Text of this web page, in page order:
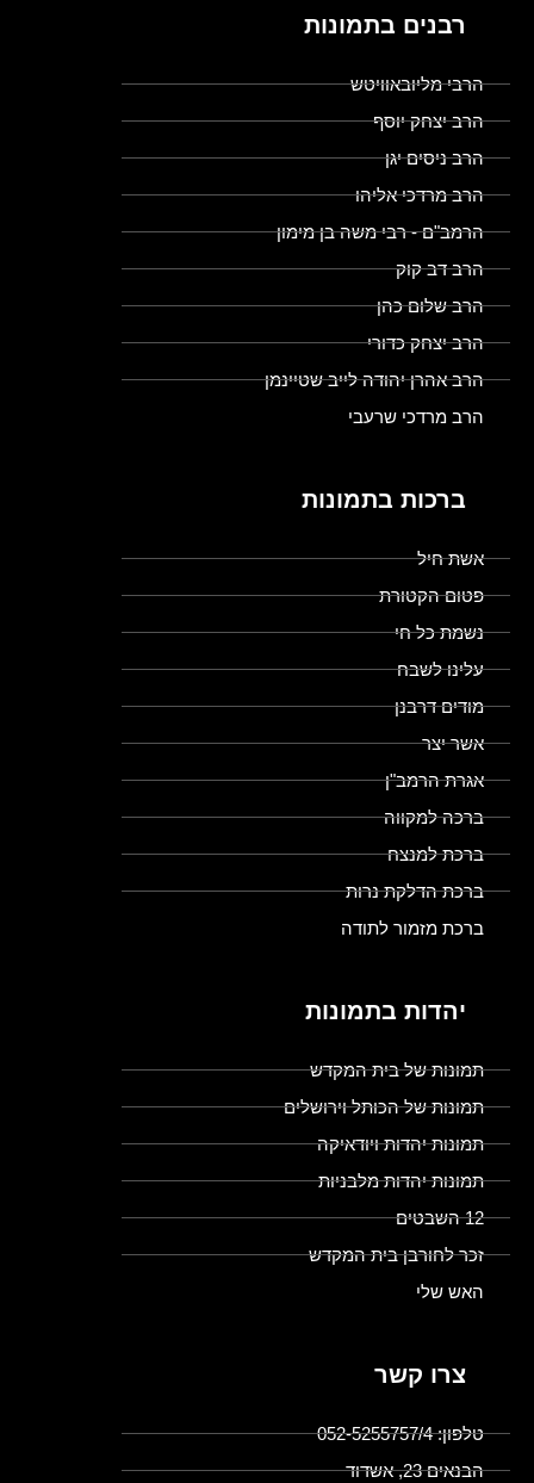
רבנים בתמונות
הרבי מליובאוויטש
הרב יצחק יוסף
הרב ניסים יגן
הרב מרדכי אליהו
הרמב"ם - רבי משה בן מימון
הרב דב קוק
הרב שלום כהן
הרב יצחק כדורי
הרב אהרן יהודה לייב שטיינמן
הרב מרדכי שרעבי
ברכות בתמונות
אשת חיל
פטום הקטורת
נשמת כל חי
עלינו לשבח
מודים דרבנן
אשר יצר
אגרת הרמב"ן
ברכה למקווה
ברכת למנצח
ברכת הדלקת נרות
ברכת מזמור לתודה
יהדות בתמונות
תמונות של בית המקדש
תמונות של הכותל וירושלים
תמונות יהדות ויודאיקה
תמונות יהדות מלבניות
12 השבטים
זכר לחורבן בית המקדש
האש שלי
צרו קשר
טלפון: 052-5255757/4
הבנאים 23, אשדוד